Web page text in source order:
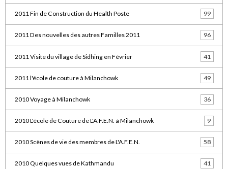
2011 Fin de Construction du Health Poste 99
2011 Des nouvelles des autres Familles 2011 96
2011 Visite du village de Sidhing en Février 41
2011 l'école de couture à Milanchowk 49
2010 Voyage à Milanchowk 36
2010 L'école de Couture de L'A.F.E.N. à Milanchowk 9
2010 Scènes de vie des membres de L'A.F.E.N. 58
2010 Quelques vues de Kathmandu 41